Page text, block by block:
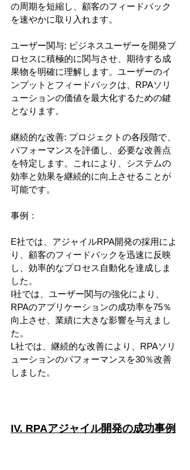
の周期を短縮し、顧客のフィードバック
を速やかに取り入れます。
ユーザー関与: ビジネスユーザーを開発プ
ロセスに積極的に関与させ、期待する成
果物を明確に理解します。ユーザーのイ
ンプットとフィードバックは、RPAソリ
ューションの価値を最大化するための鍵
となります。
継続的な改善: プロジェクトの各段階で、
パフォーマンスを評価し、必要な改善点
を特定します。これにより、システムの
効率と効果を継続的に向上させることが
可能です。
事例：
E社では、アジャイルRPA開発の採用によ
り、顧客のフィードバックを迅速に反映
し、効率的なプロセス自動化を達成しま
した。
I社では、ユーザー関与の強化により、
RPAのアプリケーションの成功率を75％
向上させ、業績に大きな影響を与えまし
た。
L社では、継続的な改善により、RPAソリ
ューションのパフォーマンスを30％改善
しました。
IV. RPAアジャイル開発の成功事例